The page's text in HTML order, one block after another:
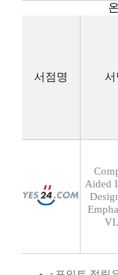
서점명 서
Aided